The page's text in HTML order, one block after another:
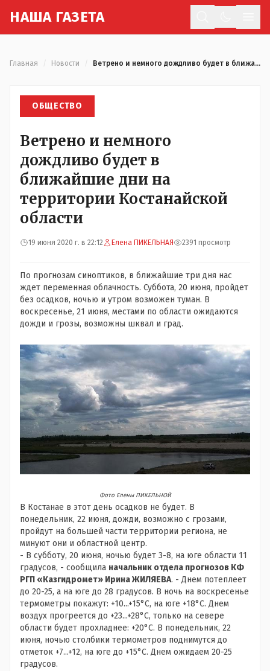
НАША ГАЗЕТА
Главная Новости Ветрено и немного дождливо будет в ближайшие дни на территории Костанайской области
ОБЩЕСТВО
Ветрено и немного
дождливо будет в
ближайшие дни на
территории Костанайской
области
19 июня 2020 г. в 22:12 Елена ПИКЕЛЬНАЯ 2391 просмотр
По прогнозам синоптиков, в ближайшие три дня нас
ждет переменная облачность. Суббота, 20 июня, пройдет
без осадков, ночью и утром возможен туман. В
воскресенье, 21 июня, местами по области ожидаются
дожди и грозы, возможны шквал и град.
Фото Елены ПИКЕЛЬНОЙ
В Костанае в этот день осадков не будет. В
понедельник, 22 июня, дожди, возможно с грозами,
пройдут на большей части территории региона, не
минуют они и областной центр.
- В субботу, 20 июня, ночью будет 3-8, на юге области 11
градусов, - сообщила начальник отдела прогнозов КФ
РГП «Казгидромет» Ирина ЖИЛЯЕВА. - Днем потеплеет
до 20-25, а на юге до 28 градусов. В ночь на воскресенье
термометры покажут: +10...+15°С, на юге +18°С. Днем
воздух прогреется до +23...+28°С, только на севере
области будет прохладнее: +20°С. В понедельник, 22
июня, ночью столбики термометров поднимутся до
отметок +7...+12, на юге до +15°С. Днем ожидаем 20-25
градусов.